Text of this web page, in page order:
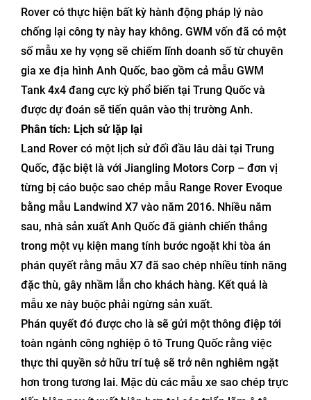
Rover có thực hiện bất kỳ hành động pháp lý nào
chống lại công ty này hay không. GWM vốn đã có một
số mẫu xe hy vọng sẽ chiếm lĩnh doanh số từ chuyên
gia xe địa hình Anh Quốc, bao gồm cả mẫu GWM
Tank 4x4 đang cực kỳ phổ biến tại Trung Quốc và
được dự đoán sẽ tiến quân vào thị trường Anh.
Phân tích: Lịch sử lặp lại
Land Rover có một lịch sử đối đầu lâu dài tại Trung
Quốc, đặc biệt là với Jiangling Motors Corp – đơn vị
từng bị cáo buộc sao chép mẫu Range Rover Evoque
bằng mẫu Landwind X7 vào năm 2016. Nhiều năm
sau, nhà sản xuất Anh Quốc đã giành chiến thắng
trong một vụ kiện mang tính bước ngoặt khi tòa án
phán quyết rằng mẫu X7 đã sao chép nhiều tính năng
đặc thù, gây nhầm lẫn cho khách hàng. Kết quả là
mẫu xe này buộc phải ngừng sản xuất.
Phán quyết đó được cho là sẽ gửi một thông điệp tới
toàn ngành công nghiệp ô tô Trung Quốc rằng việc
thực thi quyền sở hữu trí tuệ sẽ trở nên nghiêm ngặt
hơn trong tương lai. Mặc dù các mẫu xe sao chép trực